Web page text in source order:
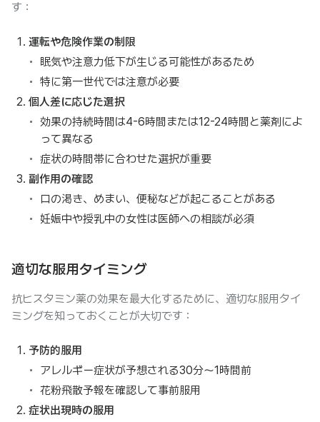
す：
運転や危険作業の制限
眠気や注意力低下が生じる可能性があるため
特に第一世代では注意が必要
個人差に応じた選択
効果の持続時間は4-6時間または12-24時間と薬剤によ
って異なる
症状の時間帯に合わせた選択が重要
副作用の確認
口の渇き、めまい、便秘などが起こることがある
妊娠中や授乳中の女性は医師への相談が必須
適切な服用タイミング
抗ヒスタミン薬の効果を最大化するために、適切な服用タイ
ミングを知っておくことが大切です：
予防的服用
アレルギー症状が予想される30分～1時間前
花粉飛散予報を確認して事前服用
症状出現時の服用